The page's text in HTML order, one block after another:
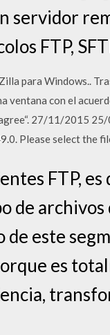
servidor
FTP,
para Windows..
ventana con el
27/11/2015
Please select the
FTP,
de
este
es